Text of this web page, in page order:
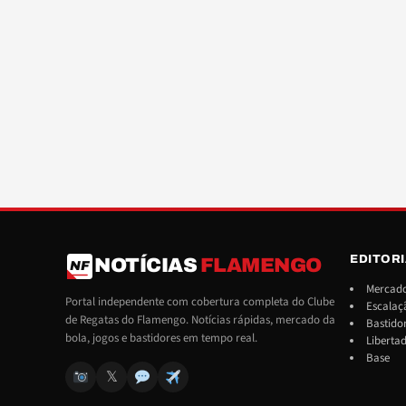
NF NOTÍCIAS FLAMENGO
Portal independente com cobertura completa do Clube
de Regatas do Flamengo. Notícias rápidas, mercado da
bola, jogos e bastidores em tempo real.
𝕏
Base